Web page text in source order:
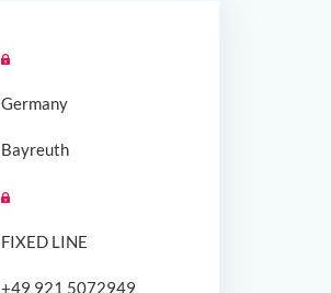
Germany
Bayreuth
FIXED LINE
+49 921 5072949